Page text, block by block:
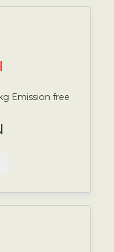
Emission free